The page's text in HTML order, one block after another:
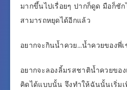
มากขึ้นไปเรื่อยๆ ปากก็ดูด มือก็ชั
สามารถหยุดได้อีกแล้ว
อยากจะกินน้ำควย…น้ำควยของพี่เ
อยากจะลองลิ้มรสชาติน้ำควยของ
คิดได้แบบนั้น จึงทำให้ฉันนั้นเริ่มเ